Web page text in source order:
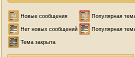
Новые сообщения Популярная
Нет новых сообщений Популярная
Тема закрыта